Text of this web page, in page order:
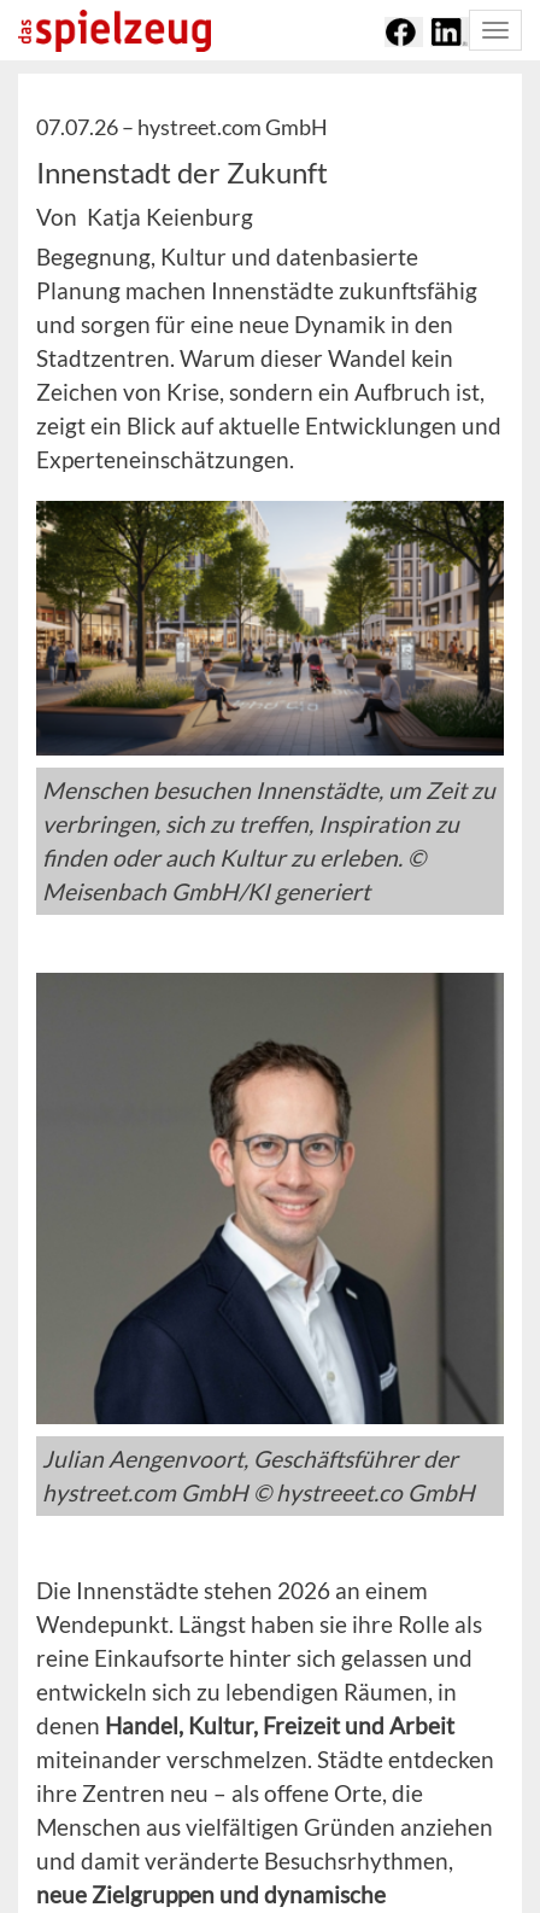
07.07.26 – hystreet.com GmbH
Innenstadt der Zukunft
Von Katja Keienburg
Begegnung, Kultur und datenbasierte
Planung machen Innenstädte zukunftsfähig
und sorgen für eine neue Dynamik in den
Stadtzentren. Warum dieser Wandel kein
Zeichen von Krise, sondern ein Aufbruch ist,
zeigt ein Blick auf aktuelle Entwicklungen und
Experteneinschätzungen.
Menschen besuchen Innenstädte, um Zeit zu
verbringen, sich zu treffen, Inspiration zu
finden oder auch Kultur zu erleben. ©
Meisenbach GmbH/KI generiert
Julian Aengenvoort, Geschäftsführer der
hystreet.com GmbH © hystreeet.co GmbH
Die Innenstädte stehen 2026 an einem
Wendepunkt. Längst haben sie ihre Rolle als
reine Einkaufsorte hinter sich gelassen und
entwickeln sich zu lebendigen Räumen, in
denen Handel, Kultur, Freizeit und Arbeit
miteinander verschmelzen. Städte entdecken
ihre Zentren neu – als offene Orte, die
Menschen aus vielfältigen Gründen anziehen
und damit veränderte Besuchsrhythmen,
neue Zielgruppen und dynamische